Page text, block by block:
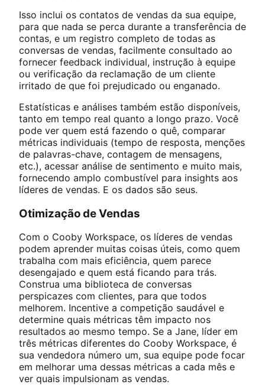
Isso inclui os contatos de vendas da sua equipe,
para que nada se perca durante a transferência de
contas, e um registro completo de todas as
conversas de vendas, facilmente consultado ao
fornecer feedback individual, instrução à equipe
ou verificação da reclamação de um cliente
irritado de que foi prejudicado ou enganado.
Estatísticas e análises também estão disponíveis,
tanto em tempo real quanto a longo prazo. Você
pode ver quem está fazendo o quê, comparar
métricas individuais (tempo de resposta, menções
de palavras-chave, contagem de mensagens,
etc.), acessar análise de sentimento e muito mais,
fornecendo amplo combustível para insights aos
líderes de vendas. E os dados são seus.
Otimização de Vendas
Com o Cooby Workspace, os líderes de vendas
podem aprender muitas coisas úteis, como quem
trabalha com mais eficiência, quem parece
desengajado e quem está ficando para trás.
Construa uma biblioteca de conversas
perspicazes com clientes, para que todos
melhorem. Incentive a competição saudável e
determine quais métricas têm impacto nos
resultados ao mesmo tempo. Se a Jane, líder em
três métricas diferentes do Cooby Workspace, é
sua vendedora número um, sua equipe pode focar
em melhorar uma dessas métricas a cada mês e
ver quais impulsionam as vendas.